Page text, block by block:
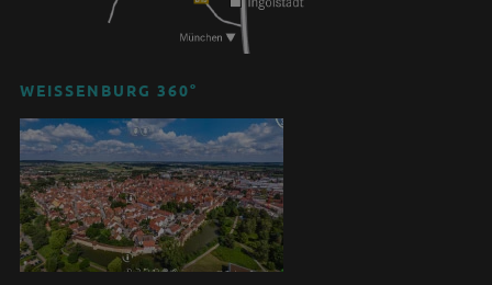
WEISSENBURG 360°